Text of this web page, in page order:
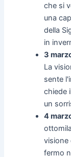
che si
una
della
in
3
La
sente
chiede
un
4
visione
fermo